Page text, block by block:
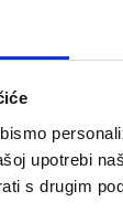
upotrebi
s drugim